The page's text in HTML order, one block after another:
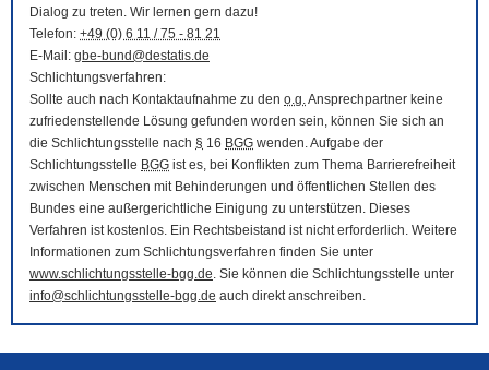
Dialog zu treten. Wir lernen gern dazu!
Telefon: +49 (0) 6 11 / 75 - 81 21
E-Mail : gbe-bund@destatis.de
Schlichtungsverfahren:
Sollte auch nach Kontaktaufnahme zu den o.g.Ansprechpartner keine
zufriedenstellende Lösung gefunden worden sein, können Sie sich an
die Schlichtungsstelle nach § 16 BGG wenden. Aufgabe der
Schlichtungsstelle BGG ist es, bei Konflikten zum Thema Barrierefreiheit
zwischen Menschen mit Behinderungen und öffentlichen Stellen des
Bundes eine außergerichtliche Einigung zu unterstützen. Dieses
Verfahren ist kostenlos. Ein Rechtsbeistand ist nicht erforderlich. Weitere
Informationen zum Schlichtungsverfahren finden Sie unter
www.schlichtungsstelle-bgg.de. Sie können die Schlichtungsstelle unter
info@schlichtungsstelle-bgg.de auch direkt anschreiben.